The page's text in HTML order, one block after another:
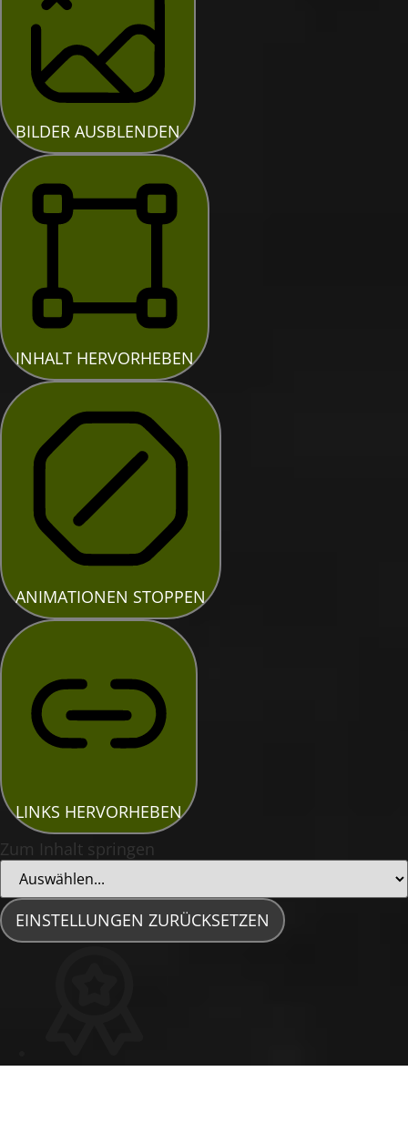
BILDER AUSBLENDEN
INHALT HERVORHEBEN
ANIMATIONEN STOPPEN
LINKS HERVORHEBEN
Zum Inhalt springen
EINSTELLUNGEN ZURÜCKSETZEN